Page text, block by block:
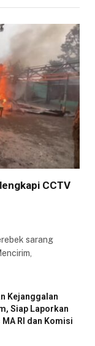
CCTV
sarang
Kejanggalan
Siap Laporkan
RI dan Komisi